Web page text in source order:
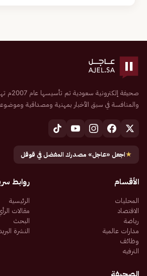
صحيفة
والمنافسة في سبق الأخبار بمهنية ومصداقية
★اجعل «عاجل» مصدرك المفضل في قوقل
الأقسام
المحليات
الاقتصاد
رياضة
مدارات عالمية
وظائف
الترفيه
روابط
الرئيسية
مقالات
البحث
النشرة
الصحيفة